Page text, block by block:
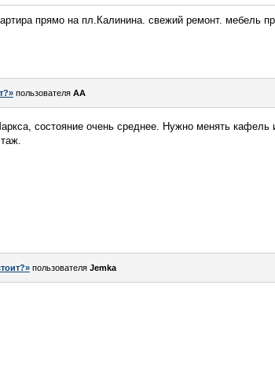
прямо на пл.Калинина. свежий ремонт. мебель
пользователя AA
состояние очень среднее. Нужно менять кафель
пользователя Jemka